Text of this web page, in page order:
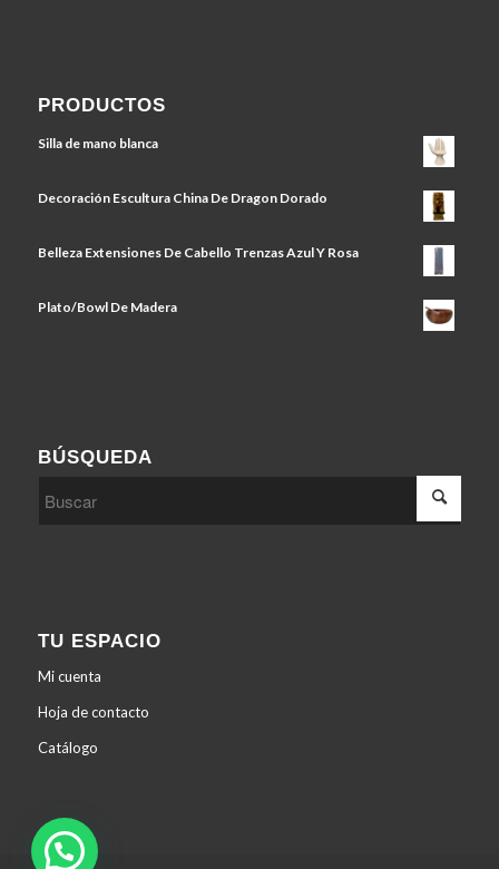
PRODUCTOS
Silla de mano blanca
Decoración Escultura China De Dragon Dorado
Belleza Extensiones De Cabello Trenzas Azul Y Rosa
Plato/Bowl De Madera
BÚSQUEDA
TU ESPACIO
Mi cuenta
Hoja de contacto
Catálogo